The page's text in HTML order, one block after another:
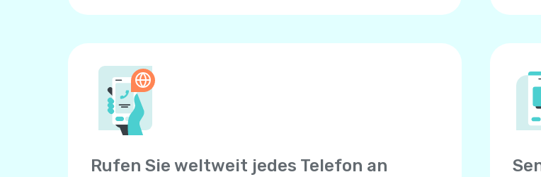
Rufen Sie weltweit jedes Telefon an